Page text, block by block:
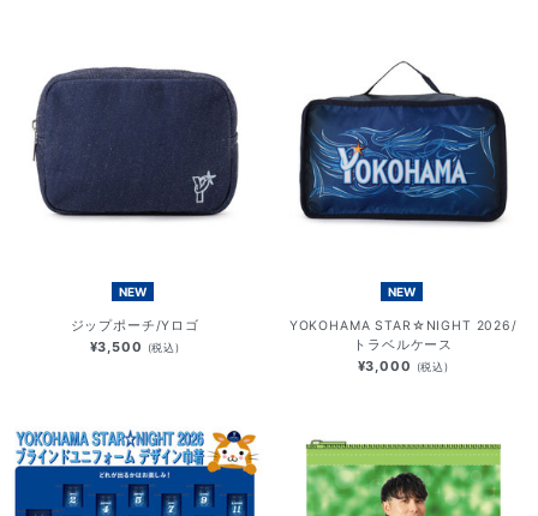
NEW
ジップポーチ/Yロゴ
¥3,500 (税込)
NEW
YOKOHAMA STAR☆NIGHT 2026/
トラベルケース
¥3,000 (税込)